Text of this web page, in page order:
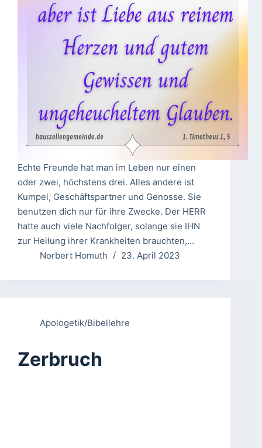
Echte Freunde hat man im Leben nur einen
oder zwei, höchstens drei. Alles andere ist
Kumpel, Geschäftspartner und Genosse. Sie
benutzen dich nur für ihre Zwecke. Der HERR
hatte auch viele Nachfolger, solange sie IHN
zur Heilung ihrer Krankheiten brauchten,…
Norbert Homuth
23. April 2023
Apologetik/Bibellehre
Zerbruch